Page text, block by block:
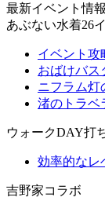
最新イベント情報
あぶない水着26
イベント攻
おばけバス
ニフラム灯
渚のトラベ
ウォークDAY打
効率的なレ
吉野家コラボ